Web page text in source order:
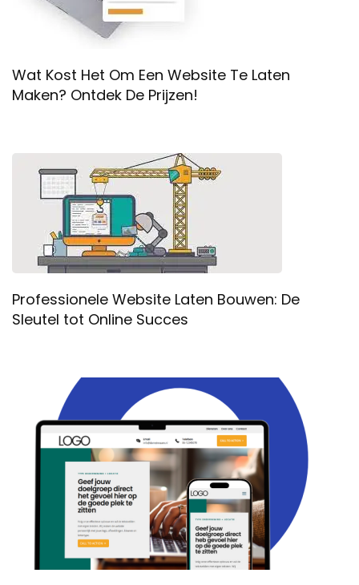
Wat Kost Het Om Een Website Te Laten
Maken? Ontdek De Prijzen!
Professionele Website Laten Bouwen: De
Sleutel tot Online Succes